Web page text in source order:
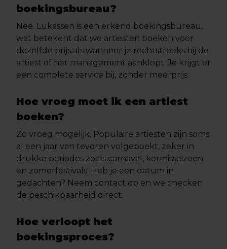
boekingsbureau?
Nee. Lukassen is een erkend boekingsbureau,
wat betekent dat we artiesten boeken voor
dezelfde prijs als wanneer je rechtstreeks bij de
artiest of het management aanklopt. Je krijgt er
een complete service bij, zonder meerprijs.
Hoe vroeg moet ik een artiest
boeken?
Zo vroeg mogelijk. Populaire artiesten zijn soms
al een jaar van tevoren volgeboekt, zeker in
drukke periodes zoals carnaval, kermisseizoen
en zomerfestivals. Heb je een datum in
gedachten? Neem contact op en we checken
de beschikbaarheid direct.
Hoe verloopt het
boekingsproces?